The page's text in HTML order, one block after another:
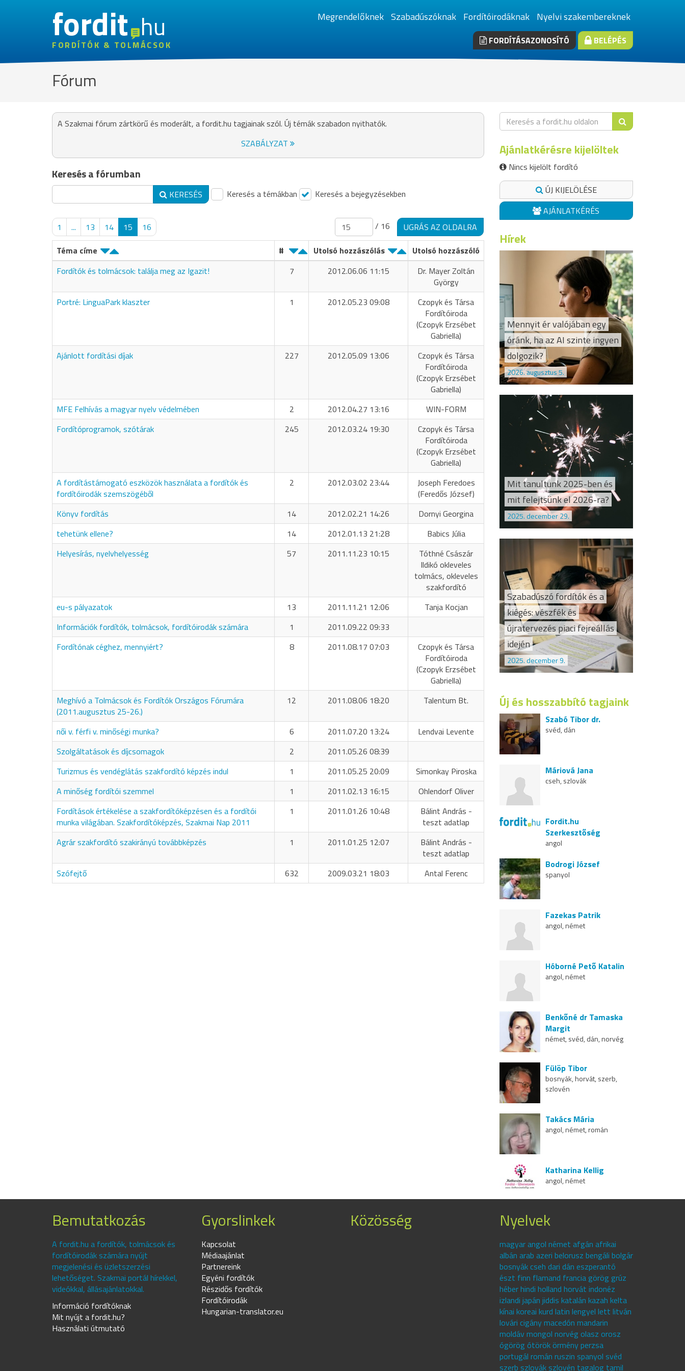
fordithu
FORDÍTÓK & TOLMÁCSOK
Megrendelőknek Szabadúszóknak Fordítóirodáknak Nyelvi szakembereknek
FORDÍTÁSAZONOSÍTÓ BELÉPÉS
Fórum
A Szakmai fórum zártkörű és moderált, a fordit.hu tagjainak szól. Új témák szabadon nyithatók.
SZABÁLYZAT
Keresés a fórumban
KERESÉS Keresés a témákban Keresés a bejegyzésekben
1 ... 13 14 15 16 / 16
UGRÁS AZ OLDALRA
Téma címe
# Utolsó hozzászólás
Utolsó hozzászóló
Fordítók és tolmácsok: találja meg az Igazit!
7 2012.06.06 11:15
Dr. Mayer Zoltán
György
Portré: LinguaPark klaszter
1 2012.05.23 09:08
Czopyk és Társa
Fordítóiroda
(Czopyk Erzsébet
Gabriella)
Ajánlott fordítási díjak
227 2012.05.09 13:06
Czopyk és Társa
Fordítóiroda
(Czopyk Erzsébet
Gabriella)
MFE Felhívás a magyar nyelv védelmében
2 2012.04.27 13:16
WIN-FORM
Fordítóprogramok, szótárak
245 2012.03.24 19:30
Czopyk és Társa
Fordítóiroda
(Czopyk Erzsébet
Gabriella)
A fordítástámogató eszközök használata a fordítók és
fordítóirodák szemszögéből
2 2012.03.02 23:44
Joseph Feredoes
(Feredős József)
Könyv fordítás
14 2012.02.21 14:26
Dornyi Georgina
tehetünk ellene?
14 2012.01.13 21:28
Babics Júlia
Helyesírás, nyelvhelyesség
57 2011.11.23 10:15
Tóthné Császár
Ildikó okleveles
tolmács, okleveles
szakfordító
eu-s pályazatok
13 2011.11.21 12:06
Tanja Kocjan
Információk fordítók, tolmácsok, fordítóirodák számára
1
2011.09.22 09:33
Fordítónak céghez, mennyiért?
8 2011.08.17 07:03
Czopyk és Társa
Fordítóiroda
(Czopyk Erzsébet
Gabriella)
Meghívó a Tolmácsok és Fordítók Országos Fórumára
(2011.augusztus 25-26.)
12 2011.08.06 18:20 Talentum Bt.
női v. férfi v. minőségi munka? 6 2011.07.20 13:24
Lendvai Levente
Szolgáltatások és díjcsomagok
2
2011.05.26 08:39
Turizmus és vendéglátás szakfordító képzés indul
1 2011.05.25 20:09
Simonkay Piroska
A minőség fordítói szemmel
1 2011.02.13 16:15
Ohlendorf Oliver
Fordítások értékelése a szakfordítóképzésen és a fordítói
munka világában. Szakfordítóképzés, Szakmai Nap 2011
1 2011.01.26 10:48
Bálint András -
teszt adatlap
Agrár szakfordító szakirányú továbbképzés
1 2011.01.25 12:07
Bálint András -
teszt adatlap
Szófejtő
632 2009.03.21 18:03 Antal Ferenc
Ajánlatkérésre kijelöltek
Nincs kijelölt fordító
ÚJ KIJELÖLÉSE
AJÁNLATKÉRÉS
Hírek
Mennyit ér valójában egy
óránk, ha az AI szinte ingyen
dolgozik?
2026. augusztus 5.
Mit tanultunk 2025-ben és
mit felejtsünk el 2026-ra?
2025. december 29.
Szabadúszó fordítók és a
kiégés: vészfék és
újratervezés piaci fejreállás
idején
2025. december 9.
Új és hosszabbító tagjaink
Szabó Tibor dr.
svéd, dán
Máriová Jana
cseh, szlovák
Fordit.hu
Szerkesztőség
angol
Bodrogi József
spanyol
Fazekas Patrik
angol, német
Hóborné Pető Katalin
angol, német
Benkőné dr Tamaska
Margit
német, svéd, dán, norvég
Fülöp Tibor
bosnyák, horvát, szerb,
szlovén
Takács Mária
angol, német, román
Katharina Kellig
angol, német
Bemutatkozás
A fordit.hu a fordítók, tolmácsok és
fordítóirodák számára nyújt
megjelenési és üzletszerzési
lehetőséget. Szakmai portál hírekkel,
videókkal, állásajánlatokkal.
Információ fordítóknak
Mit nyújt a fordit.hu?
Használati útmutató
Gyorslinkek
Kapcsolat
Médiaajánlat
Partnereink
Egyéni fordítók
Részidős fordítók
Fordítóirodák
Hungarian-translator.eu
Közösség Nyelvek
magyar angol német afgán afrikai
albán arab azeri belorusz bengáli bolgár
bosnyák cseh dari dán eszperantó
észt finn flamand francia görög grúz
héber hindi holland horvát indonéz
izlandi japán jiddis katalán kazah kelta
kínai koreai kurd latin lengyel lett litván
lovári cigány macedón mandarin
moldáv mongol norvég olasz orosz
ógörög ótörök örmény perzsa
portugál román ruszin spanyol svéd
szerb szlovák szlovén tagalog tamil